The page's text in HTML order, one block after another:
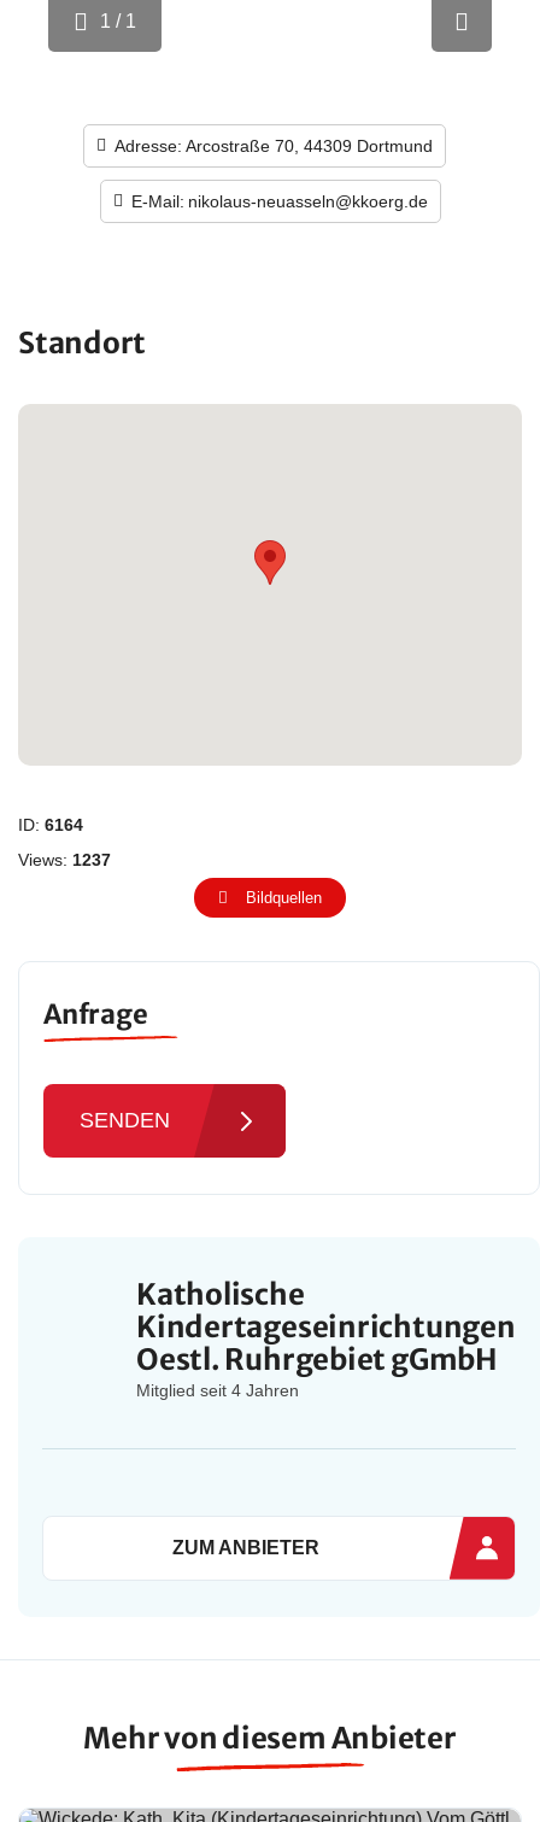
1 / 1
Adresse: Arcostraße 70, 44309 Dortmund
E-Mail: nikolaus-neuasseln@kkoerg.de
Standort
ID: 6164
Views: 1237
Bildquellen
Anfrage
SENDEN
Katholische
Kindertageseinrichtungen
Oestl. Ruhrgebiet gGmbH
Mitglied seit 4 Jahren
ZUM ANBIETER
Mehr von diesem Anbieter